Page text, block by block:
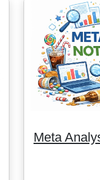
Meta